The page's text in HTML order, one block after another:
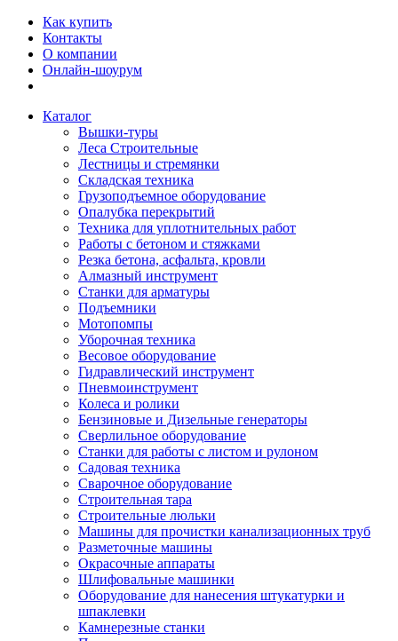
Как купить
Контакты
О компании
Онлайн-шоурум
Каталог
Вышки-туры
Леса Строительные
Лестницы и стремянки
Складская техника
Грузоподъемное оборудование
Опалубка перекрытий
Техника для уплотнительных работ
Работы с бетоном и стяжками
Резка бетона, асфальта, кровли
Алмазный инструмент
Станки для арматуры
Подъемники
Мотопомпы
Уборочная техника
Весовое оборудование
Гидравлический инструмент
Пневмоинструмент
Колеса и ролики
Бензиновые и Дизельные генераторы
Сверлильное оборудование
Станки для работы с листом и рулоном
Садовая техника
Сварочное оборудование
Строительная тара
Строительные люльки
Машины для прочистки канализационных труб
Разметочные машины
Окрасочные аппараты
Шлифовальные машинки
Оборудование для нанесения штукатурки и
шпаклевки
Камнерезные станки